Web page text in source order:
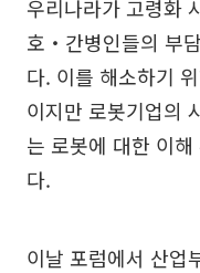
우리나라가 고령화
호‧간병인들의 부
다. 이를 해소하기
이지만 로봇기업의
는 로봇에 대한 이
다.
이날 포럼에서 산업